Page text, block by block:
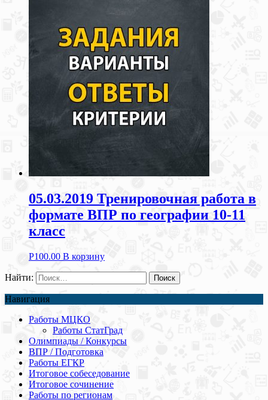
05.03.2019 Тренировочная работа в
формате ВПР по географии 10-11
класс
Р100.00 В корзину
Найти:
Навигация
Работы МЦКО
Работы СтатГрад
Олимпиады / Конкурсы
ВПР / Подготовка
Работы ЕГКР
Итоговое собеседование
Итоговое сочинение
Работы по регионам